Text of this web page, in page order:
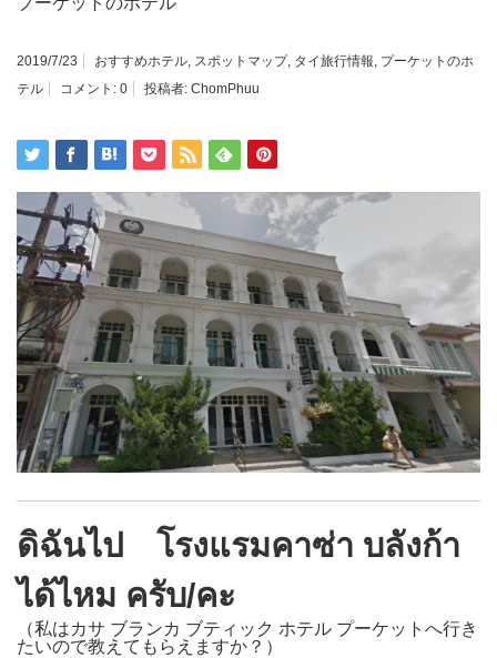
2019/7/23 おすすめホテル, スポットマップ, タイ旅行情報, プーケットのホ
テル
コメント: 0 投稿者: ChomPhuu
ดิฉันไป โรงแรมคาซ่า บลังก้า
ได้ไหม ครับ/คะ
（私はカサ ブランカ ブティック ホテル プーケットへ行き
たいので教えてもらえますか？）